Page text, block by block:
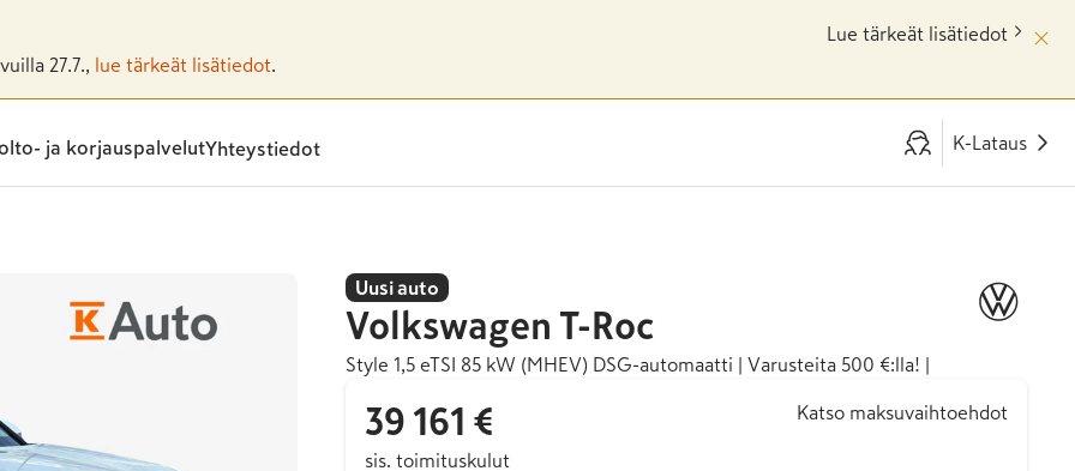
27.7., lue tärkeät lisätiedot
Lue tärkeät lisätiedot
ja korjauspalvelutYhteystiedot K-Lataus
Uusi auto
Volkswagen T-Roc
Style 1,5 eTSI 85 kW (MHEV) DSG-automaatti | Varusteita 500 €:lla! |
39 161 €
sis. toimituskulut
Katso maksuvaihtoehdot